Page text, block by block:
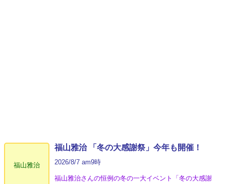
福山雅治
福山雅治 「冬の⼤感謝祭」今年も開催！
2026/8/7 am9時
福山雅治さんの恒例の冬の一大イベント「冬の⼤感謝